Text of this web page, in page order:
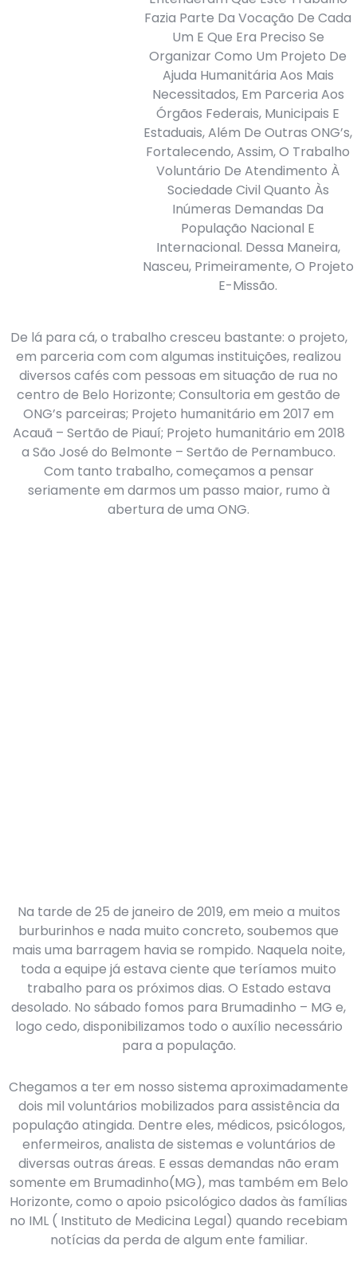
Fazia Parte Da Vocação De Cada
Um E Que Era Preciso Se
Organizar Como Um Projeto De
Ajuda Humanitária Aos Mais
Necessitados, Em Parceria Aos
Órgãos Federais, Municipais E
Estaduais, Além De Outras ONG’s,
Fortalecendo, Assim, O Trabalho
Voluntário De Atendimento À
Sociedade Civil Quanto Às
Inúmeras Demandas Da
População Nacional E
Internacional. Dessa Maneira,
Nasceu, Primeiramente, O Projeto
E-Missão.
De lá para cá, o trabalho cresceu bastante: o projeto,
em parceria com com algumas instituições, realizou
diversos cafés com pessoas em situação de rua no
centro de Belo Horizonte; Consultoria em gestão de
ONG’s parceiras; Projeto humanitário em 2017 em
Acauã – Sertão de Piauí; Projeto humanitário em 2018
a São José do Belmonte – Sertão de Pernambuco.
Com tanto trabalho, começamos a pensar
seriamente em darmos um passo maior, rumo à
abertura de uma ONG.
Na tarde de 25 de janeiro de 2019, em meio a muitos
burburinhos e nada muito concreto, soubemos que
mais uma barragem havia se rompido. Naquela noite,
toda a equipe já estava ciente que teríamos muito
trabalho para os próximos dias. O Estado estava
desolado. No sábado fomos para Brumadinho – MG e,
logo cedo, disponibilizamos todo o auxílio necessário
para a população.
Chegamos a ter em nosso sistema aproximadamente
dois mil voluntários mobilizados para assistência da
população atingida. Dentre eles, médicos, psicólogos,
enfermeiros, analista de sistemas e voluntários de
diversas outras áreas. E essas demandas não eram
somente em Brumadinho(MG), mas também em Belo
Horizonte, como o apoio psicológico dados às famílias
no IML ( Instituto de Medicina Legal) quando recebiam
notícias da perda de algum ente familiar.